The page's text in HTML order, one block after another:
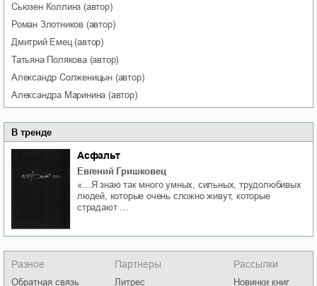
Сьюзен Коллинз (автор)
Роман Злотников (автор)
Дмитрий Емец(автор)
Татьяна Полякова(автор)
Александр Солженицын (автор)
Александра Маринина (автор)
В тренде
Асфальт
Евгений Гришковец
«…Я знаю так много умных, сильных, трудолюбивых
людей, которые очень сложно живут, которые
страдают …
Разное
Обратная связь
Партнеры
Литрес
Рассылки
Новинки книг